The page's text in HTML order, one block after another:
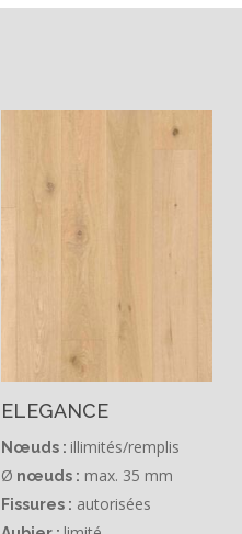
ELEGANCE
Nœuds : illimités/remplis
Ø nœuds : max. 35 mm
Fissures : autorisées